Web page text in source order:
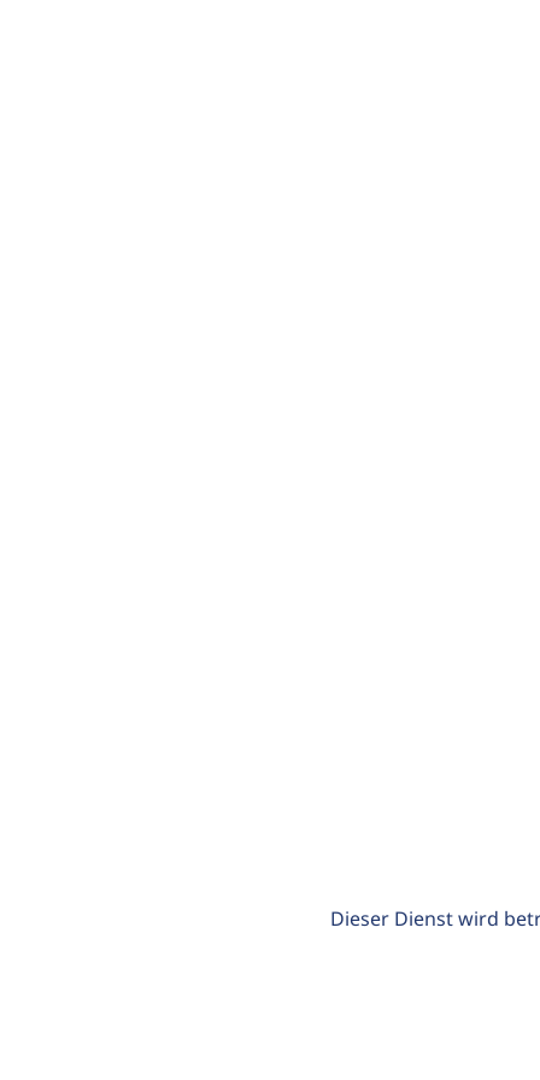
Dieser Dienst wird